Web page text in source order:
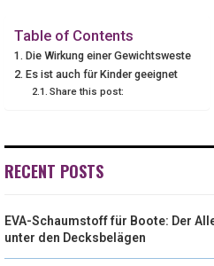
Table of Contents
Die Wirkung einer Gewichtsweste
Es ist auch für Kinder geeignet
Share this post:
RECENT POSTS
EVA-Schaumstoff für Boote: Der
unter den Decksbelägen